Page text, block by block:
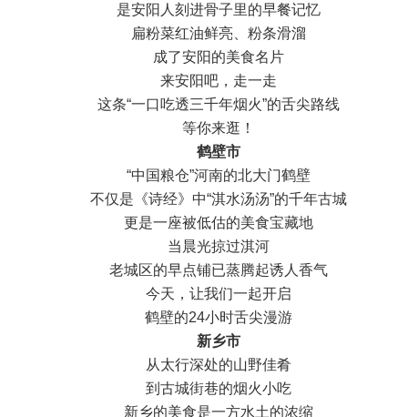
是安阳人刻进骨子里的早餐记忆
扁粉菜红油鲜亮、粉条滑溜
成了安阳的美食名片
来安阳吧，走一走
这条“一口吃透三千年烟火”的舌尖路线
等你来逛！
鹤壁市
“中国粮仓”河南的北大门鹤壁
不仅是《诗经》中“淇水汤汤”的千年古城
更是一座被低估的美食宝藏地
当晨光掠过淇河
老城区的早点铺已蒸腾起诱人香气
今天，让我们一起开启
鹤壁的24小时舌尖漫游
新乡市
从太行深处的山野佳肴
到古城街巷的烟火小吃
新乡的美食是一方水土的浓缩